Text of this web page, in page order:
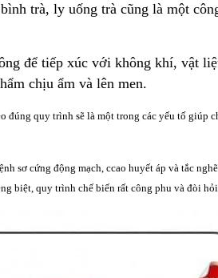
trà, ly uống trà cũng là một
để tiếp xúc với không khí, vật
chịu ẩm và lên men.
đúng quy trình sẽ là một trong các yếu tố giúp
sơ cứng động mạch, ccao huyết áp và tắc
biệt, quy trình chế biến rất công phu và đòi